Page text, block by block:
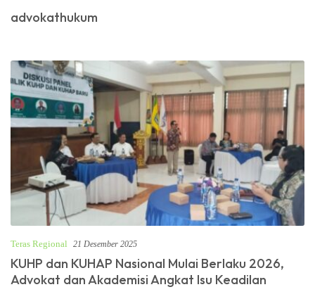
advokathukum
Teras Regional 21 Desember 2025
KUHP dan KUHAP Nasional Mulai Berlaku 2026,
Advokat dan Akademisi Angkat Isu Keadilan